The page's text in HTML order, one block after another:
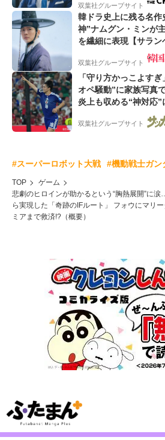
双葉社グループサイト
韓ドラ史上に残る名
神”ナムグン・ミンが
を繊細に表現【サラン
双葉社グループサイト
「守り方かっこよす
オペ騒動”に家族写真
炎上も収める“神対応
友夫妻も続々エール!
双葉社グループサイト
#スーパーロボット大戦 #機動戦士ガン
TOP
ゲーム
悲劇のヒロインが助かるという“胸熱展開”に
ら実現した「奇跡のIFルート」 フォウにマリ
ミアまで救済!?（概要）